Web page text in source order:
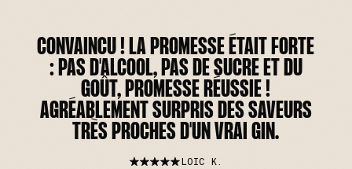
CONVAINCU ! LA PROMESSE ÉTAIT FORTE
: PAS D'ALCOOL, PAS DE SUCRE ET DU
GOÛT, PROMESSE RÉUSSIE !
AGRÉABLEMENT SURPRIS DES SAVEURS
TRÈS PROCHES D'UN VRAI GIN.
LOIC K.